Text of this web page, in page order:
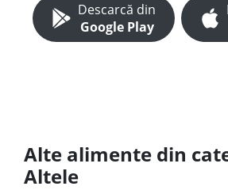
Descarcă din
Google Play
Alte alimente din
Altele